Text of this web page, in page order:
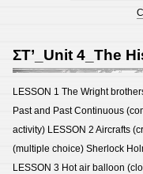
ΣΤ’_Unit 4_The
LESSON 1 The Wright
Past and Past Continuous
activity) LESSON 2 Aircrafts
(multiple choice) Sherlock
LESSON 3 Hot air balloon